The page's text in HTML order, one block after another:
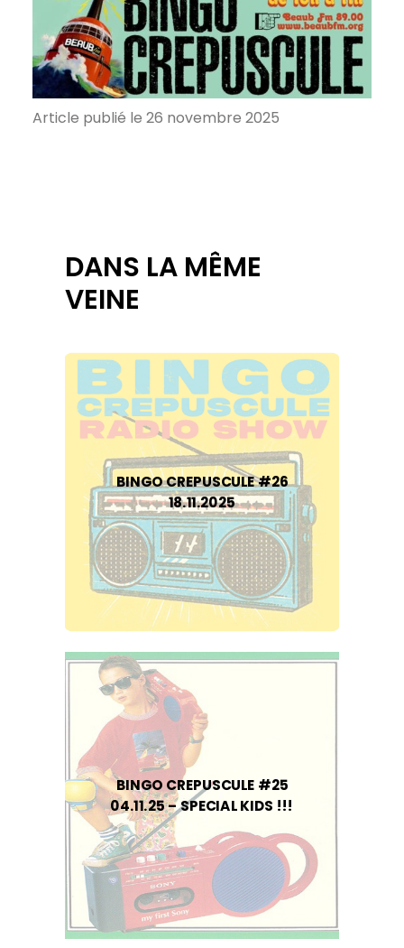
Article publié le 26 novembre 2025
DANS LA MÊME
VEINE
BINGO CREPUSCULE #26
18.11.2025
BINGO CREPUSCULE #25
04.11.25 – SPECIAL KIDS !!!